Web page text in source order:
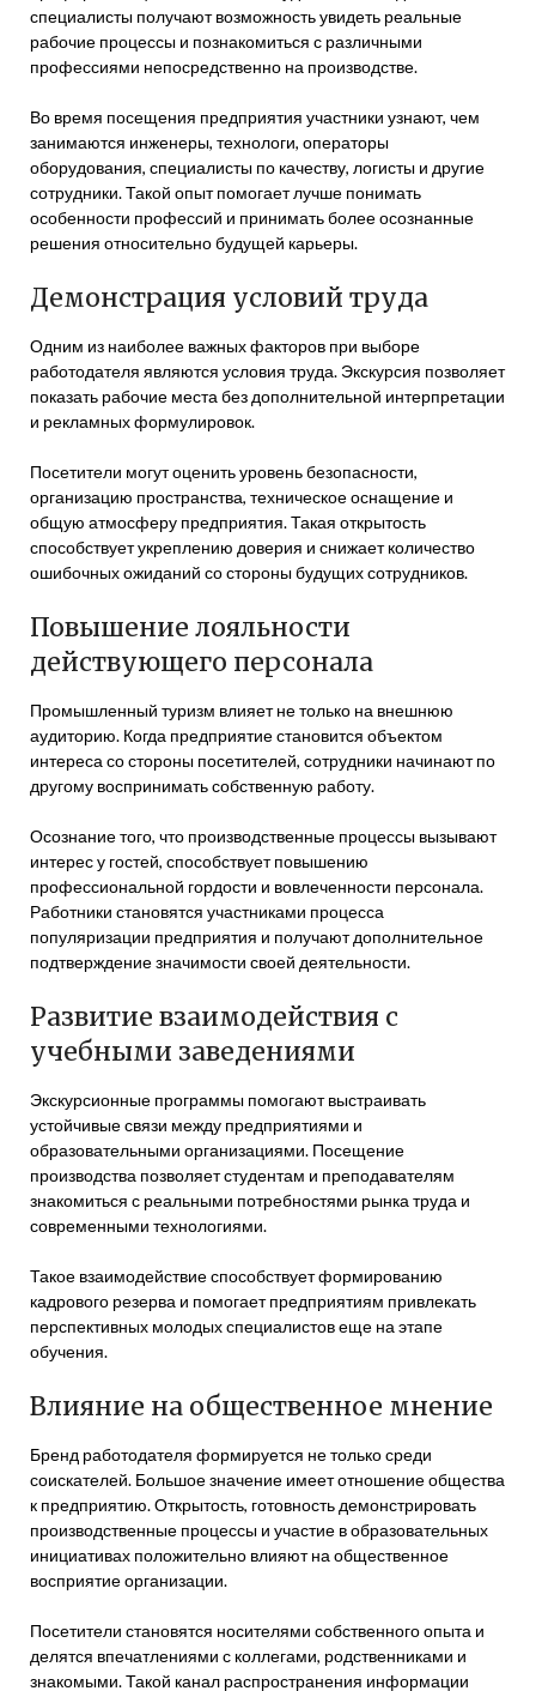
специалисты получают возможность увидеть реальные
рабочие процессы и познакомиться с различными
профессиями непосредственно на производстве.
Во время посещения предприятия участники узнают, чем
занимаются инженеры, технологи, операторы
оборудования, специалисты по качеству, логисты и другие
сотрудники. Такой опыт помогает лучше понимать
особенности профессий и принимать более осознанные
решения относительно будущей карьеры.
Демонстрация условий труда
Одним из наиболее важных факторов при выборе
работодателя являются условия труда. Экскурсия позволяет
показать рабочие места без дополнительной интерпретации
и рекламных формулировок.
Посетители могут оценить уровень безопасности,
организацию пространства, техническое оснащение и
общую атмосферу предприятия. Такая открытость
способствует укреплению доверия и снижает количество
ошибочных ожиданий со стороны будущих сотрудников.
Повышение лояльности
действующего персонала
Промышленный туризм влияет не только на внешнюю
аудиторию. Когда предприятие становится объектом
интереса со стороны посетителей, сотрудники начинают по
другому воспринимать собственную работу.
Осознание того, что производственные процессы вызывают
интерес у гостей, способствует повышению
профессиональной гордости и вовлеченности персонала.
Работники становятся участниками процесса
популяризации предприятия и получают дополнительное
подтверждение значимости своей деятельности.
Развитие взаимодействия с
учебными заведениями
Экскурсионные программы помогают выстраивать
устойчивые связи между предприятиями и
образовательными организациями. Посещение
производства позволяет студентам и преподавателям
знакомиться с реальными потребностями рынка труда и
современными технологиями.
Такое взаимодействие способствует формированию
кадрового резерва и помогает предприятиям привлекать
перспективных молодых специалистов еще на этапе
обучения.
Влияние на общественное мнение
Бренд работодателя формируется не только среди
соискателей. Большое значение имеет отношение общества
к предприятию. Открытость, готовность демонстрировать
производственные процессы и участие в образовательных
инициативах положительно влияют на общественное
восприятие организации.
Посетители становятся носителями собственного опыта и
делятся впечатлениями с коллегами, родственниками и
знакомыми. Такой канал распространения информации